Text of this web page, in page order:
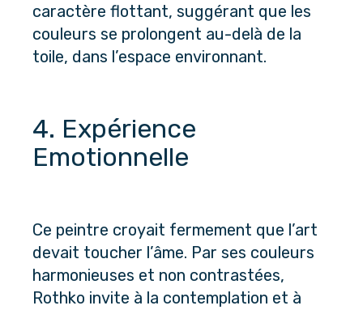
caractère flottant, suggérant que les
couleurs se prolongent au-delà de la
toile, dans l’espace environnant.
4. Expérience
Emotionnelle
Ce peintre croyait fermement que l’art
devait toucher l’âme. Par ses couleurs
harmonieuses et non contrastées,
Rothko invite à la contemplation et à